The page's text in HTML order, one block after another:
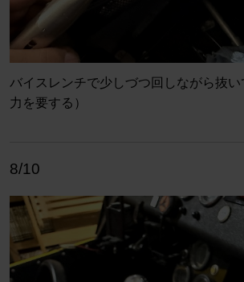
バイスレンチで少しづつ回しながら抜い
力を要する）
8/10